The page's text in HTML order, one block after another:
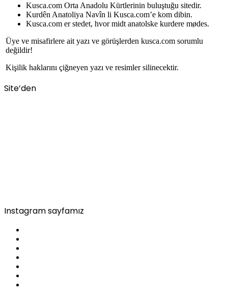
Kusca.com Orta Anadolu Kürtlerinin buluştuğu sitedir.
Kurdên Anatoliya Navîn li Kusca.com’e kom dibin.
Kusca.com er stedet, hvor midt anatolske kurdere mødes.
Üye ve misafirlere ait yazı ve görüşlerden kusca.com sorumlu
değildir!
Kişilik haklarını çiğneyen yazı ve resimler silinecektir.
Site’den
Instagram sayfamız